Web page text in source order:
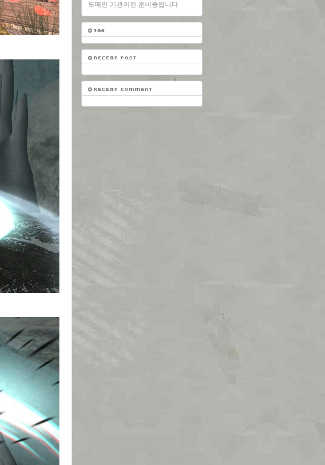
도메인 기관이전 준비중입니다